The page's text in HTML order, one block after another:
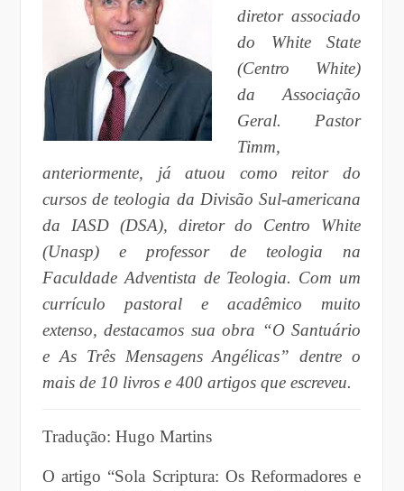
diretor associado
do White State
(Centro White)
da Associação
Geral. Pastor
Timm,
anteriormente, já atuou como reitor do
cursos de teologia da Divisão Sul-americana
da IASD (DSA), diretor do Centro White
(Unasp) e professor de teologia na
Faculdade Adventista de Teologia. Com um
currículo pastoral e acadêmico muito
extenso, destacamos sua obra “O Santuário
e As Três Mensagens Angélicas” dentre o
mais de 10 livros e 400 artigos que escreveu.
Tradução: Hugo Martins
O artigo “Sola Scriptura: Os Reformadores e